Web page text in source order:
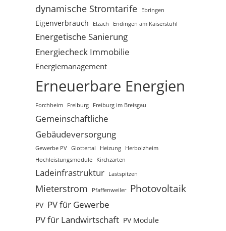
dynamische Stromtarife Ebringen
Eigenverbrauch Elzach Endingen am Kaiserstuhl
Energetische Sanierung
Energiecheck Immobilie
Energiemanagement
Erneuerbare Energien
Forchheim Freiburg Freiburg im Breisgau
Gemeinschaftliche
Gebäudeversorgung
Gewerbe PV Glottertal Heizung Herbolzheim
Hochleistungsmodule Kirchzarten
Ladeinfrastruktur Lastspitzen
Mieterstrom Pfaffenweiler Photovoltaik
PV PV für Gewerbe
PV für Landwirtschaft PV Module